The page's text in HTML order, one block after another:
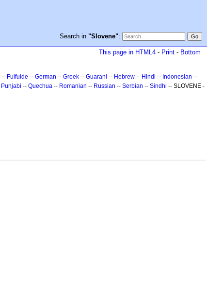
Search in "Slovene":
This page in HTML4 - Print - Bottom
-- Fulfulde -- German -- Greek -- Guarani -- Hebrew -- Hindi -- Indonesian --
Punjabi -- Quechua -- Romanian -- Russian -- Serbian -- Sindhi -- SLOVENE -